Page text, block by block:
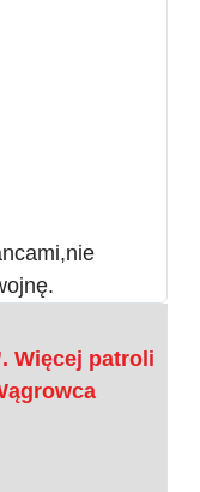
Więcej patroli